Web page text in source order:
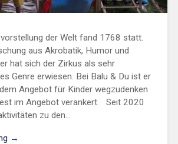
der Welt fand 1768 statt.
aus Akrobatik, Humor und
hat sich der Zirkus als sehr
Genre erwiesen. Bei Balu & Du ist er
Angebot für Kinder wegzudenken
im Angebot verankert. Seit 2020
zu den...
→